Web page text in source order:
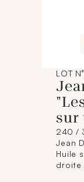
LOT
sur
240 /
Jean
Huile
droite